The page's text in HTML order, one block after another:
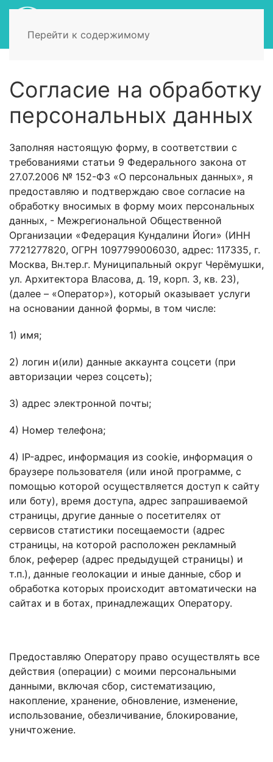
Перейти к содержимому
Согласие на обработку
персональных данных
Заполняя настоящую форму, в соответствии с
требованиями статьи 9 Федерального закона от
27.07.2006 № 152-ФЗ «О персональных данных», я
предоставляю и подтверждаю свое согласие на
обработку вносимых в форму моих персональных
данных, - Межрегиональной Общественной
Организации «Федерация Кундалини Йоги» (ИНН
7721277820, ОГРН 1097799006030, адрес: 117335, г.
Москва, Вн.тер.г. Муниципальный округ Черёмушки,
ул. Архитектора Власова, д. 19, корп. 3, кв. 23),
(далее – «Оператор»), который оказывает услуги
на основании данной формы, в том числе:
1) имя;
2) логин и(или) данные аккаунта соцсети (при
авторизации через соцсеть);
3) адрес электронной почты;
4) Номер телефона;
4) IP-адрес, информация из cookie, информация о
браузере пользователя (или иной программе, с
помощью которой осуществляется доступ к сайту
или боту), время доступа, адрес запрашиваемой
страницы, другие данные о посетителях от
сервисов статистики посещаемости (адрес
страницы, на которой расположен рекламный
блок, реферер (адрес предыдущей страницы) и
т.п.), данные геолокации и иные данные, сбор и
обработка которых происходит автоматически на
сайтах и в ботах, принадлежащих Оператору.
Предоставляю Оператору право осуществлять все
действия (операции) с моими персональными
данными, включая сбор, систематизацию,
накопление, хранение, обновление, изменение,
использование, обезличивание, блокирование,
уничтожение.